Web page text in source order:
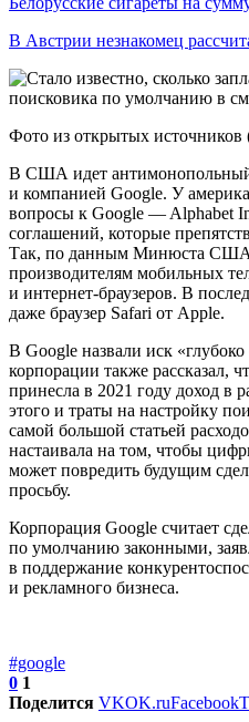
В Австрии незнакомец
Фото из открытых источников
В США идет
и компанией Google. У
вопросы к Google — Alphabet
соглашений, которые
Так, по данным Минюста США,
производителям мобильных
и интернет-браузеров. В
даже браузер Safari от Apple.
В Google назвали иск
корпорации также рассказал,
принесла в 2021 году доход в
этого и траты на настройку
самой большой статьей
настаивала на том, чтобы
может повредить будущим
просьбу.
Корпорация Google считает
по умолчанию законными,
в поддержание
и рекламного бизнеса.
#google
0 1
Поделится VKOK.ruFacebook